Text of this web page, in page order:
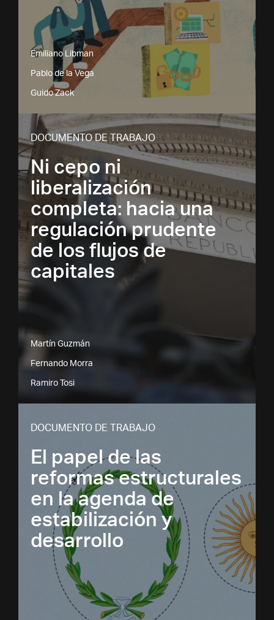
Emiliano Libman
Pablo de la Vega
Guido Zack
DOCUMENTO DE TRABAJO
Ni cepo ni
liberalización
completa: hacia una
regulación prudente
de los flujos de
capitales
Martín Guzmán
Fernando Morra
Ramiro Tosi
DOCUMENTO DE TRABAJO
El papel de las
reformas estructurales
en la agenda de
estabilización y
desarrollo